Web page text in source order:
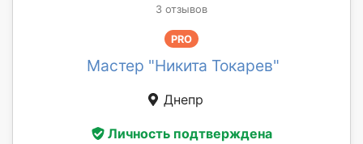
3 отзывов
PRO
Мастер "Никита Токарев"
Днепр
Личность подтверждена